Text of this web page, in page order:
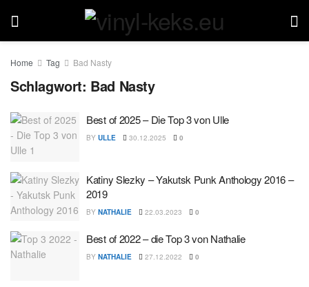
Home Tag Bad Nasty
Schlagwort: Bad Nasty
Best of 2025 – Die Top 3 von Ulle
BY ULLE 30.12.2025 0
Katiny Slezky – Yakutsk Punk Anthology 2016 –
2019
BY NATHALIE 22.03.2023 0
Best of 2022 – die Top 3 von Nathalie
BY NATHALIE 27.12.2022 0